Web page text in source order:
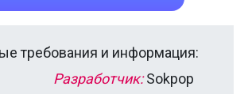
требования и информация:
Разработчик:Sokpop